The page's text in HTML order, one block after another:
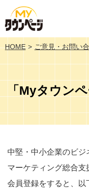
HOME ご意見・お問い
「Myタウン
中堅・中小企業のビ
マーケティング総合支
会員登録をすると、